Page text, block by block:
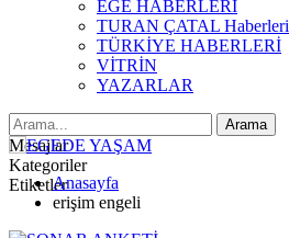
EGE HABERLERİ
TURAN ÇATAL Haberleri
TÜRKİYE HABERLERİ
VİTRİN
YAZARLAR
Mesajlar
Kategoriler
EtiketlerAnasayfa
erişim engeli